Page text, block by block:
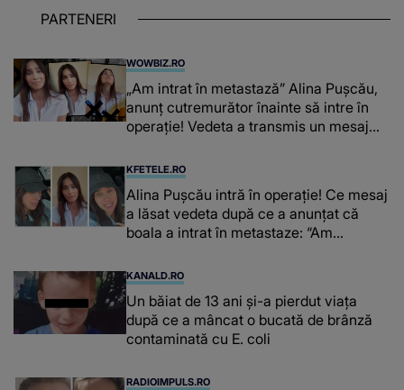
PARTENERI
WOWBIZ.RO
„Am intrat în metastază” Alina Pușcău,
anunț cutremurător înainte să intre în
operație! Vedeta a transmis un mesaj
KFETELE.RO
Alina Pușcău intră în operație! Ce mesaj
a lăsat vedeta după ce a anunțat că
boala a intrat în metastaze: “Am
KANALD.RO
Un băiat de 13 ani și-a pierdut viața
după ce a mâncat o bucată de brânză
contaminată cu E. coli
RADIOIMPULS.RO